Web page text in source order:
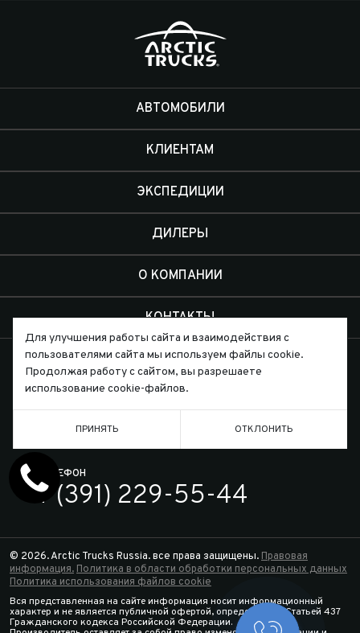
АВТОМОБИЛИ
КЛИЕНТАМ
ЭКСПЕДИЦИИ
ДИЛЕРЫ
О КОМПАНИИ
КОНТАКТЫ
ТЕЛЕФОН
7 (391) 229-55-44
© 2026. Arctic Trucks Russia. все права защищены.Правовая
информация.Политика в области обработки персональных данных
Политика использования файлов cookie
Вся представленная на сайте информация носит информационный
характер и не является публичной офертой, определяемой Статьей 437
Гражданского кодекса Российской Федерации.
Для улучшения работы сайта и взаимодействия с
пользователями сайта мы используем файлы cookie.
Продолжая работу с сайтом, вы разрешаете
использование cookie-файлов.
ПРИНЯТЬ ОТКЛОНИТЬ